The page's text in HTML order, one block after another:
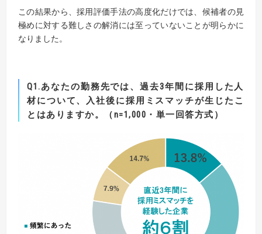
この結果から、採用評価手法の高度化だけでは、候補者の見
極めに対する難しさの解消には至っていないことが明らかに
なりました。
Q1.あなたの勤務先では、過去3年間に採用した人
材について、入社後に採用ミスマッチが生じたこ
とはありますか。
（n=1,000・単一回答方式）